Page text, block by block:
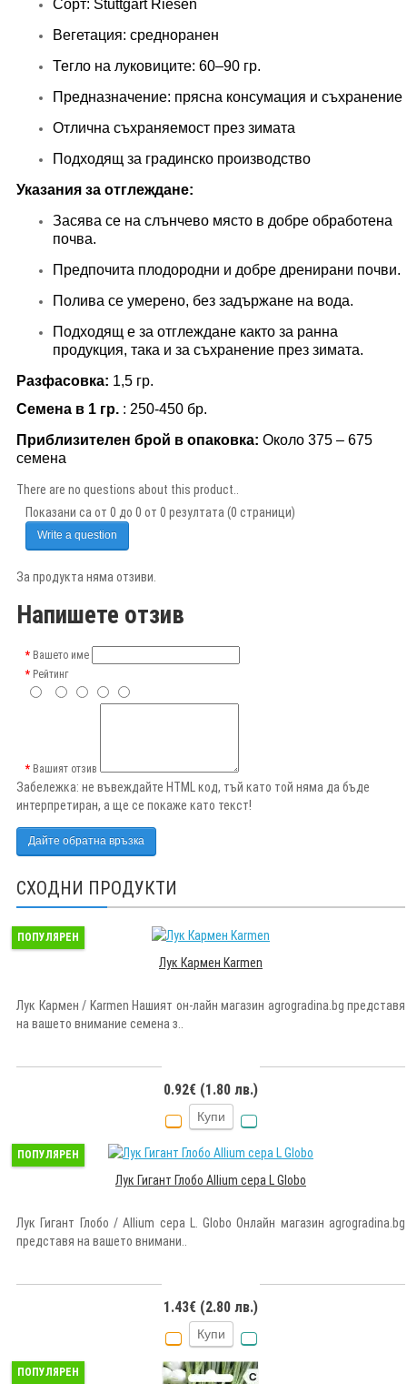
Сорт: Stuttgart Riesen
Вегетация: средноранен
Тегло на луковиците: 60–90 гр.
Предназначение: прясна консумация и съхранение
Отлична съхраняемост през зимата
Подходящ за градинско производство
Указания за отглеждане:
Засява се на слънчево място в добре обработена
почва.
Предпочита плодородни и добре дренирани почви.
Полива се умерено, без задържане на вода.
Подходящ е за отглеждане както за ранна
продукция, така и за съхранение през зимата.
Разфасовка: 1,5 гр.
Семена в 1 гр. : 250-450 бр.
Приблизителен брой в опаковка: Около 375 – 675
семена
There are no questions about this product..
Показани са от 0 до 0 от 0 резултата (0 страници)
Write a question
За продукта няма отзиви.
Напишете отзив
Вашето име
Рейтинг
Вашият отзив
Забележка: не въвеждайте HTML код, тъй като той няма да бъде
интерпретиран, а ще се покаже като текст!
Дайте обратна връзка
СХОДНИ ПРОДУКТИ
ПОПУЛЯРЕН
Лук Кармен Karmen
Лук Кармен / Karmen Нашият он-лайн магазин agrogradina.bg представя
на вашето внимание семена з..
0.92€ (1.80 лв.)
Купи
ПОПУЛЯРЕН
Лук Гигант Глобо Allium cepa L Globo
Лук Гигант Глобо / Allium cepa L. Globo Онлайн магазин agrogradina.bg
представя на вашето внимани..
1.43€ (2.80 лв.)
Купи
ПОПУЛЯРЕН